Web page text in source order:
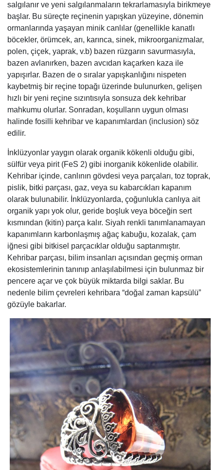
salgılanır ve yeni salgılanmaların tekrarlamasıyla birikmeye
başlar. Bu süreçte reçinenin yapışkan yüzeyine, dönemin
ormanlarında yaşayan minik canlılar (genellikle kanatlı
böcekler, örümcek, arı, karınca, sinek, mikroorganizmalar,
polen, çiçek, yaprak, v.b) bazen rüzgarın savurmasıyla,
bazen avlanırken, bazen avcıdan kaçarken kaza ile
yapışırlar. Bazen de o sıralar yapışkanlığını nispeten
kaybetmiş bir reçine topağı üzerinde bulunurken, gelişen
hızlı bir yeni reçine sızıntısıyla sonsuza dek kehribar
mahkumu olurlar. Sonradan, koşulların uygun olması
halinde fosilli kehribar ve kapanımlardan (inclusion) söz
edilir.
İnklüzyonlar yaygın olarak organik kökenli olduğu gibi,
sülfür veya pirit (FeS 2) gibi inorganik kökenlide olabilir.
Kehribar içinde, canlının gövdesi veya parçaları, toz toprak,
pislik, bitki parçası, gaz, veya su kabarcıkları kapanım
olarak bulunabilir. İnklüzyonlarda, çoğunlukla canlıya ait
organik yapı yok olur, geride boşluk veya böceğin sert
kısmından (kitin) parça kalır. Siyah renkli tanımlanamayan
kapanımların karbonlaşmış ağaç kabuğu, kozalak, çam
iğnesi gibi bitkisel parçacıklar olduğu saptanmıştır.
Kehribar parçası, bilim insanları açısından geçmiş orman
ekosistemlerinin tanınıp anlaşılabilmesi için bulunmaz bir
pencere açar ve çok büyük miktarda bilgi saklar. Bu
nedenle bilim çevreleri kehribara “doğal zaman kapsülü”
gözüyle bakarlar.